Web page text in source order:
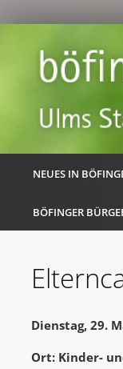
NEUES IN
BÖFINGER
Dienstag, 29.
Ort: Kinder-